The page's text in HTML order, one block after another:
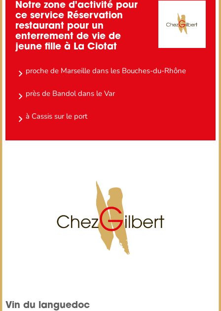
Notre zone d'activité pour
ce service Réservation
restaurant pour un
enterrement de vie de
jeune fille à La Ciotat
proche de Marseille dans les Bouches-du-Rhône
près de Bandol dans le Var
à Cassis sur le port
Vin du languedoc